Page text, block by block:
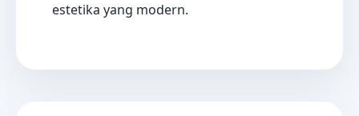
estetika yang modern.